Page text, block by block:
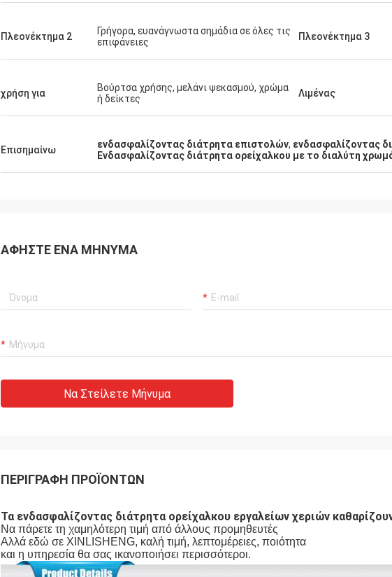
Πλεονέκτημα 2
Γρήγορα, ευανάγνωστα σημάδια σε όλες τις
επιφάνειες
Πλεονέκτημα 3
χρήση για
Βούρτσα χρήσης, μελάνι ψεκασμού, χρώμα
ή δείκτες
Λιμένας
Επισημαίνω ενδασφαλίζοντας διάτρητα επιστολών, ενδασφαλίζοντας
Ενδασφαλίζοντας διάτρητα ορείχαλκου με το διαλύτη
ΑΦΉΣΤΕ ΈΝΑ ΜΉΝΥΜΑ
Να Στείλετε Μήνυμα
ΠΕΡΙΓΡΑΦΉ ΠΡΟΪΌΝΤΩΝ
Τα ενδασφαλίζοντας διάτρητα ορείχαλκου εργαλείων χεριών
Να πάρετε τη χαμηλότερη τιμή από άλλους προμηθευτές
Αλλά εδώ σε XINLISHENG, καλή τιμή, λεπτομέρειες, ποιότητα
και η υπηρεσία θα σας ικανοποιήσει περισσότεροι.